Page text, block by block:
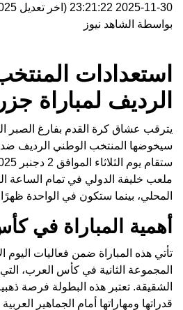
2025-11-30 23:21:22 (اخر تعديل 30 23:21:22
بواسطة الشاهد نيوز
استعدادات
الرديف لمباراة
يترقب عشاق كرة القدم بفارغ الصبر
سيخوضها المنتخب الوطني الرديف
ملعب خليفة الدولي في تمام الساعة
المحلي، بينما ستكون في الواحدة
أهمية المباراة في
تأتي هذه المباراة ضمن فعاليات
المجموعة الثانية في كأس العرب،
الشقيقة. تعتبر هذه البطولة فرصة
قدراتها ومهاراتها أمام الجماهير العربية